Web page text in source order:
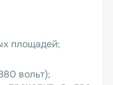
площадей;
вольт);